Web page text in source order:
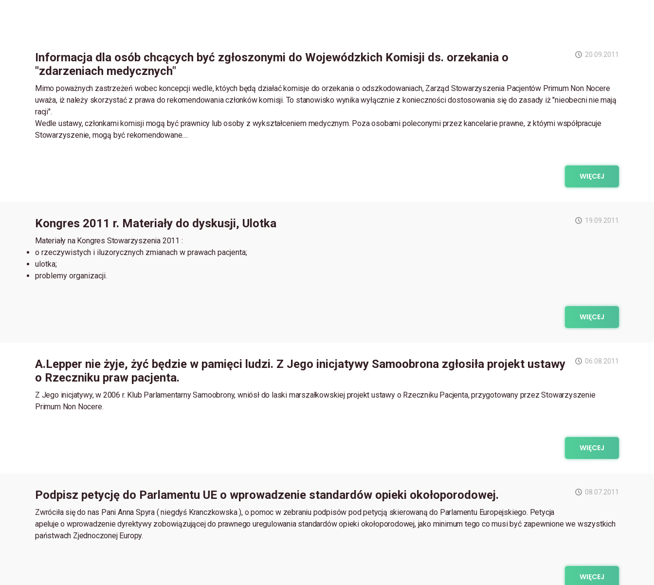
20.09.2011
Informacja dla osób chcących być zgłoszonymi do Wojewódzkich Komisji ds. orzekania o
"zdarzeniach medycznych"
Mimo poważnych zastrzeżeń wobec koncepcji wedle, któych będą działać komisje do orzekania o odszkodowaniach, Zarząd Stowarzyszenia Pacjentów Primum Non Nocere
uważa, iż należy skorzystać z prawa do rekomendowania członków komisji. To stanowisko wynika wyłącznie z konieczności dostosowania się do zasady iż "nieobecni nie mają
racji".
Wedle ustawy, członkami komisji mogą być prawnicy lub osoby z wykształceniem medycznym. Poza osobami poleconymi przez kancelarie prawne, z któymi współpracuje
Stowarzyszenie, mogą być rekomendowane....
WIĘCEJ
19.09.2011
Kongres 2011 r. Materiały do dyskusji, Ulotka
Materiały na Kongres Stowarzyszenia 2011 :
o rzeczywistych i iluzorycznych zmianach w prawach pacjenta;
ulotka;
problemy organizacji.
WIĘCEJ
06.08.2011
A.Lepper nie żyje, żyć będzie w pamięci ludzi. Z Jego inicjatywy Samoobrona zgłosiła projekt ustawy
o Rzeczniku praw pacjenta.
Z Jego inicjatywy, w 2006 r. Klub Parlamentarny Samoobrony, wniósł do laski marszałkowskiej projekt ustawy o Rzeczniku Pacjenta, przygotowany przez Stowarzyszenie
Primum Non Nocere.
WIĘCEJ
08.07.2011
Podpisz petycję do Parlamentu UE o wprowadzenie standardów opieki okołoporodowej.
Zwróciła się do nas Pani Anna Spyra ( niegdyś Kranczkowska ), o pomoc w zebraniu podpisów pod petycją skierowaną do Parlamentu Europejskiego. Petycja
apeluje o wprowadzenie dyrektywy zobowiązującej do prawnego uregulowania standardów opieki okołoporodowej, jako minimum tego co musi być zapewnione we wszystkich
państwach Zjednoczonej Europy.
WIĘCEJ